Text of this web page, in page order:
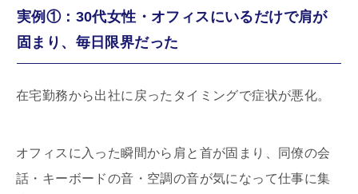
実例①：30代女性・オフィスにいるだけで肩が
固まり、毎日限界だった
在宅勤務から出社に戻ったタイミングで症状が悪化。
オフィスに入った瞬間から肩と首が固まり、同僚の会
話・キーボードの音・空調の音が気になって仕事に集